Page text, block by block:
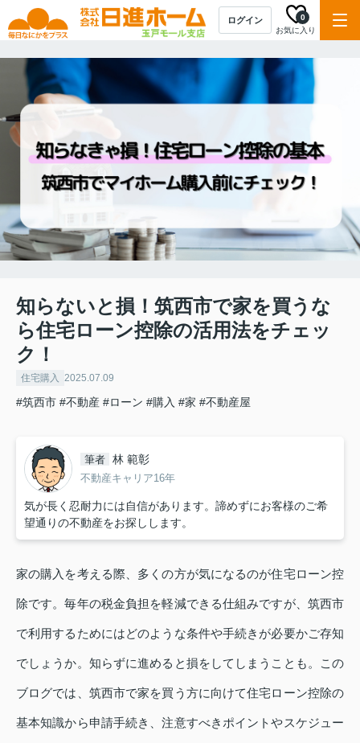
ログイン
お気に入り
0
知らないと損！筑西市で家を買うな
ら住宅ローン控除の活用法をチェッ
ク！
住宅購入 2025.07.09
#筑西市 #不動産 #ローン #購入 #家 #不動産屋
筆者 林 範彰
不動産キャリア16年
気が長く忍耐力には自信があります。諦めずにお客様のご希
望通りの不動産をお探しします。
家の購入を考える際、多くの方が気になるのが住宅ローン控
除です。毎年の税金負担を軽減できる仕組みですが、筑西市
で利用するためにはどのような条件や手続きが必要かご存知
でしょうか。知らずに進めると損をしてしまうことも。この
ブログでは、筑西市で家を買う方に向けて住宅ローン控除の
基本知識から申請手続き、注意すべきポイントやスケジュー